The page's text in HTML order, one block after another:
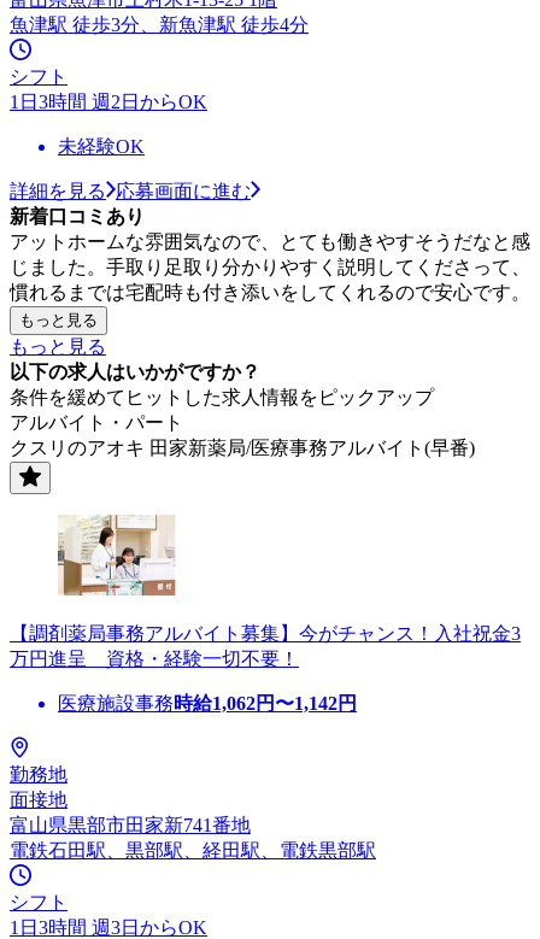
魚津駅 徒歩3分、新魚津駅 徒歩4分
シフト
1日3時間 週2日からOK
未経験OK
詳細を見る
応募画面に進む
新着口コミあり
アットホームな雰囲気なので、とても働きやすそうだなと感
じました。手取り足取り分かりやすく説明してくださって、
慣れるまでは宅配時も付き添いをしてくれるので安心です。
もっと見る
もっと見る
以下の求人はいかがですか？
条件を緩めてヒットした求人情報をピックアップ
アルバイト・パート
クスリのアオキ 田家新薬局/医療事務アルバイト(早番)
【調剤薬局事務アルバイト募集】今がチャンス！入社祝金3
万円進呈 資格・経験一切不要！
医療施設事務時給1,062円〜1,142円
勤務地
面接地
富山県黒部市田家新741番地
電鉄石田駅、黒部駅、経田駅、電鉄黒部駅
シフト
1日3時間 週3日からOK